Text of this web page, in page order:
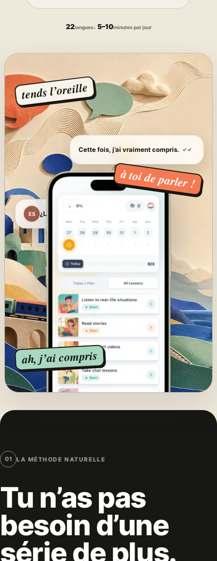
22langues 5–10minutes par jour
tends l’oreille
à toi de parler !
ah, j’ai compris
ES ¿Listo para empezar?
Cette fois, j’ai vraiment compris. ✓✓
01 LA MÉTHODE NATURELLE
Tu n’as pas
besoin d’une
série de plus.